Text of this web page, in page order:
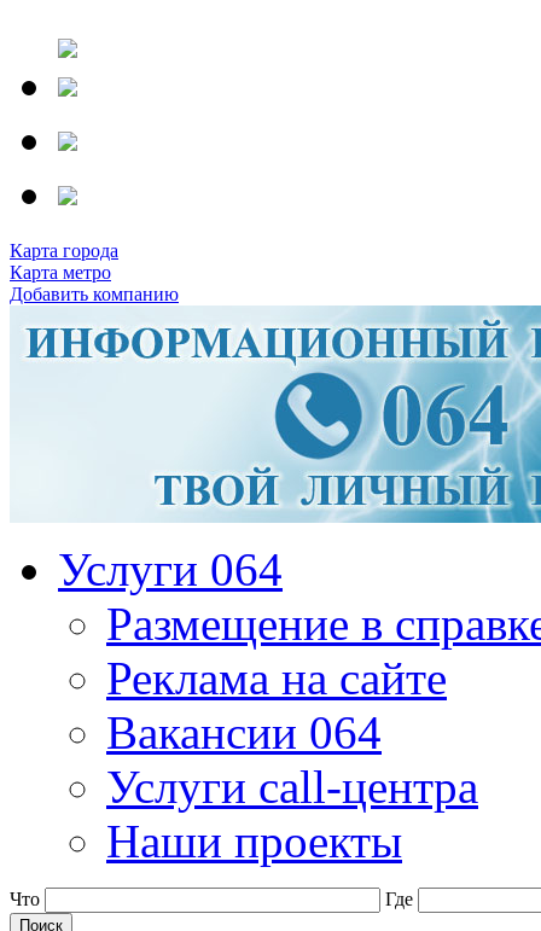
Карта города
Карта метро
Добавить компанию
Услуги 064
Размещение в
Реклама на сайте
Вакансии 064
Услуги call-центра
Наши проекты
Что Где